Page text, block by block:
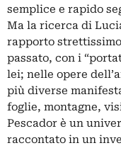
semplice e rapido
Ma la ricerca di
rapporto
passato, con i
lei; nelle opere
più diverse
foglie, montagne,
Pescador è un
raccontato in un